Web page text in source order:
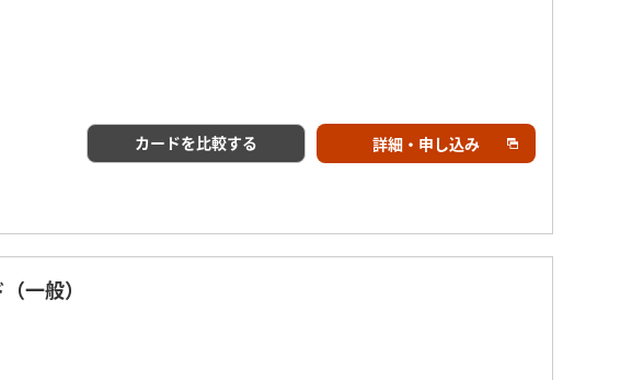
カードを比較する 詳細・申し込み
一般）